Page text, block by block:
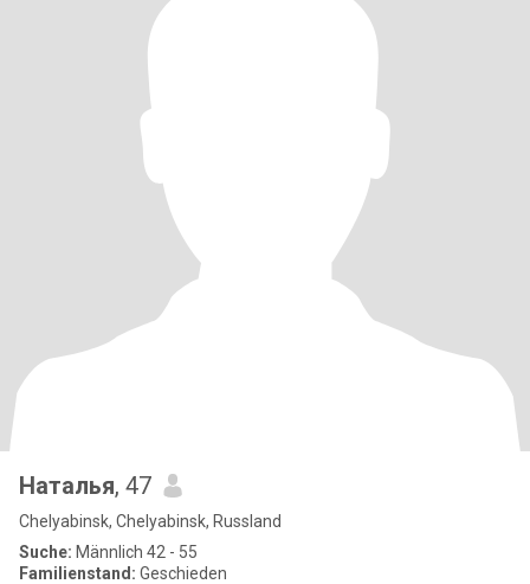
Наталья, 47
Chelyabinsk, Chelyabinsk, Russland
Suche: Männlich 42 - 55
Familienstand: Geschieden